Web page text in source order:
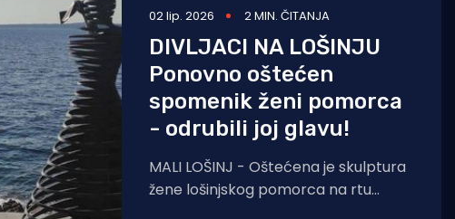
02 lip. 2026 2 MIN. ČITANJA
DIVLJACI NA LOŠINJU
Ponovno oštećen
spomenik ženi pomorca
- odrubili joj glavu!
MALI LOŠINJ - Oštećena je skulptura
žene lošinjskog pomorca na rtu